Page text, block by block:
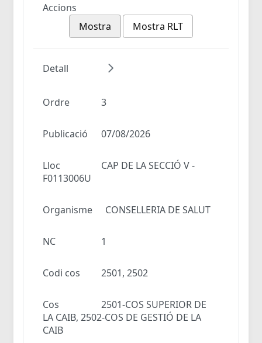
Accions
Mostra
Mostra RLT
Detall
Ordre 3
Publicació 07/08/2026
Lloc
CAP DE LA SECCIÓ V -
F0113006U
Organisme CONSELLERIA DE SALUT
NC 1
Codi cos 2501, 2502
Cos
2501-COS SUPERIOR DE
LA CAIB, 2502-COS DE GESTIÓ DE LA
CAIB